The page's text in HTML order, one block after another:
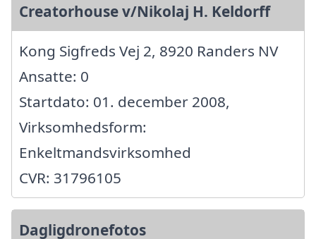
Creatorhouse v/Nikolaj H. Keldorff
Kong Sigfreds Vej 2, 8920 Randers NV
Ansatte: 0
Startdato: 01. december 2008,
Virksomhedsform:
Enkeltmandsvirksomhed
CVR: 31796105
Dagligdronefotos